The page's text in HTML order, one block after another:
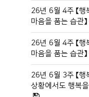
26년 6월 4주 【
마음을 품는 습관
26년 6월 4주 【
마음을 품는 습관
26년 6월 3주 【
상황에서도 행복